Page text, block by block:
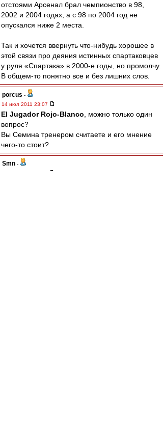
отстоями Арсенал брал чемпионство в 98,
2002 и 2004 годах, а с 98 по 2004 год не
опускался ниже 2 места.
Так и хочется ввернуть что-нибудь хорошее в
этой связи про деяния истинных спартаковцев
у руля «Спартака» в 2000-е годы, но промолчу.
В общем-то понятно все и без лишних слов.
porcus -
14 июл 2011 23:07
El Jugador Rojo-Blanco , можно только один
вопрос?
Вы Семина тренером считаете и его мнение
чего-то стоит?
Smn -